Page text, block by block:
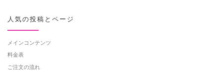
人気の投稿とページ
メインコンテンツ
料金表
ご注文の流れ